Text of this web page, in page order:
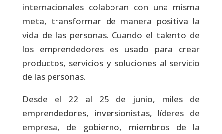
internacionales colaboran con una misma
meta, transformar de manera positiva la
vida de las personas. Cuando el talento de
los emprendedores es usado para crear
productos, servicios y soluciones al servicio
de las personas.
Desde el 22 al 25 de junio, miles de
emprendedores, inversionistas, líderes de
empresa, de gobierno, miembros de la